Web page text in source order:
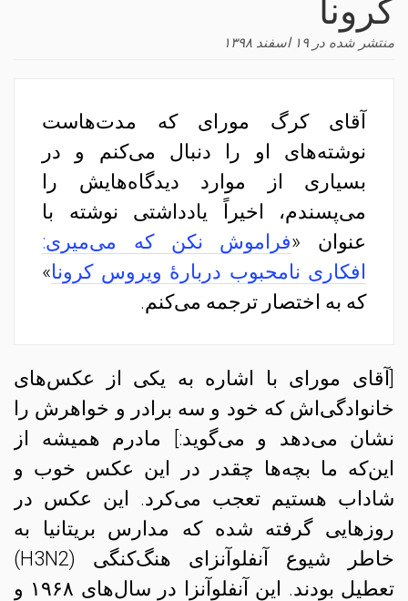
منتشر شده در ۱۹ اسفند ۱۳۹۸
آقای کرگ مورای که مدت‌هاست
نوشته‌های او را دنبال می‌کنم و در
بسیاری از موارد دیدگاه‌هایش را
می‌پسندم، اخیراً یادداشتی نوشته با
عنوان «فراموش نکن که می‌میری:
افکاری نامحبوب دربارهٔ ویروس کرونا»
که به اختصار ترجمه می‌کنم.
[آقای مورای با اشاره به یکی از عکس‌های
خانوادگی‌اش که خود و سه برادر و خواهرش را
نشان می‌دهد و می‌گوید:] مادرم همیشه از
این‌که ما بچه‌ها چقدر در این عکس خوب و
شاداب هستیم تعجب می‌کرد. این عکس در
روزهایی گرفته شده که مدارس بریتانیا به
خاطر شیوع آنفلوآنزای هنگ‌کنگی (H3N2)
تعطیل بودند. این آنفلوآنزا در سال‌های ۱۹۶۸ و